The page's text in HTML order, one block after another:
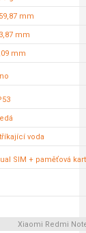
mm
mm
mm
voda
SIM + paměťová
Xiaomi Redmi